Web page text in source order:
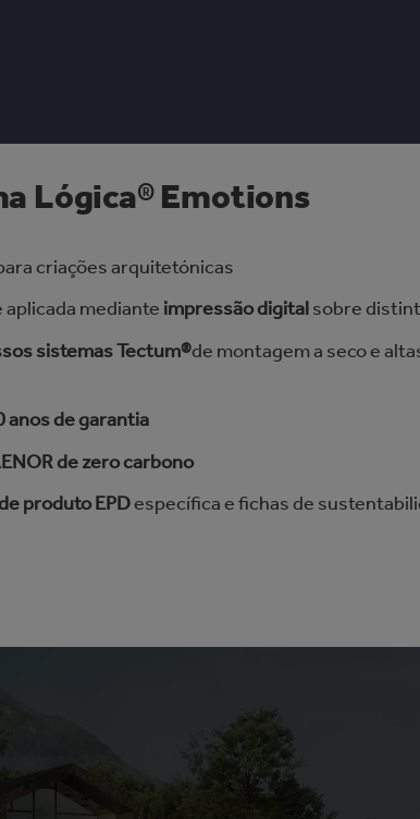
Lógica® Emotions
criações arquitetónicas
aplicada mediante impressãodigitalsobre
sistemas Tectum®de montagem a seco e
anos de garantia
de zero carbono
produto EPDespecífica e fichas de